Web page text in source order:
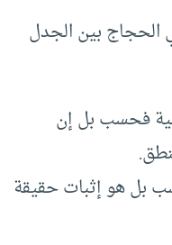
بين الجدل
فحسب بل إن
بل هو إثبات حقيقة